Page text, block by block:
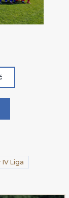
IV Liga